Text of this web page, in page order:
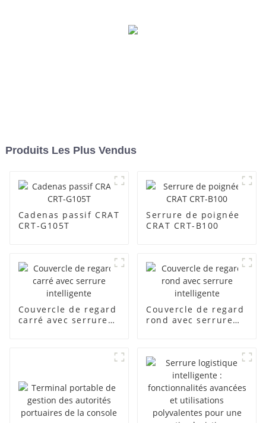
Produits Les Plus Vendus
Cadenas passif CRAT
CRT-G105T
Serrure de poignée
CRAT CRT-B100
Couvercle de regard
carré avec serrure
Couvercle de regard
rond avec serrure